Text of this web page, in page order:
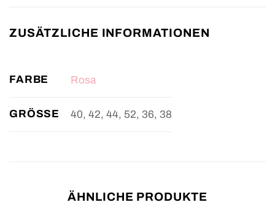
ZUSÄTZLICHE INFORMATIONEN
FARBE Rosa
GRÖSSE 40, 42, 44, 52, 36, 38
ÄHNLICHE PRODUKTE